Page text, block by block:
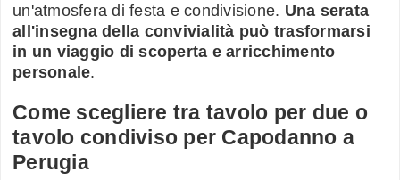
un'atmosfera di festa e condivisione. Una serata
all'insegna della convivialità può trasformarsi
in un viaggio di scoperta e arricchimento
personale.
Come scegliere tra tavolo per due o
tavolo condiviso per Capodanno a
Perugia